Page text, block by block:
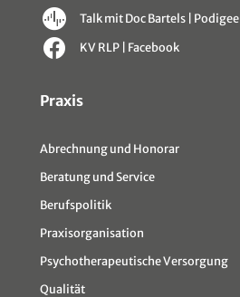
Sitemap
Praxis
Abrechnung und Honorar
Beratung und Service
Berufspolitik
Praxisorganisation
Psychotherapeutische Versorgung
Qualität
Talk mit Doc Bartels | Podigee
KV RLP | Facebook